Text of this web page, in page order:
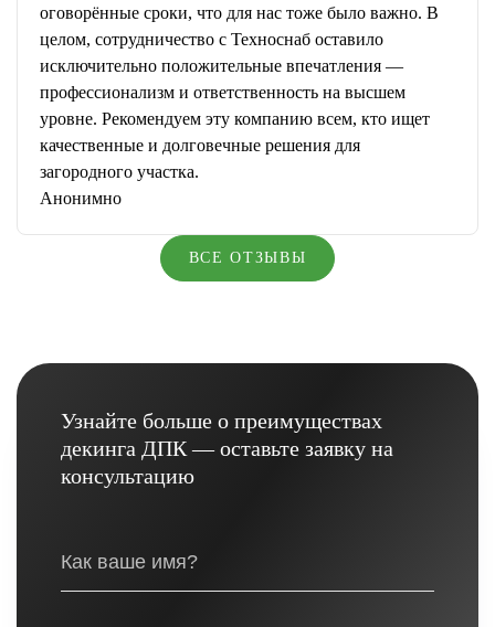
оговорённые сроки, что для нас тоже было важно. В
целом, сотрудничество с Техноснаб оставило
исключительно положительные впечатления —
профессионализм и ответственность на высшем
уровне. Рекомендуем эту компанию всем, кто ищет
качественные и долговечные решения для
загородного участка.
Анонимно
ВСЕ ОТЗЫВЫ
Узнайте больше о преимуществах
декинга ДПК — оставьте заявку на
консультацию